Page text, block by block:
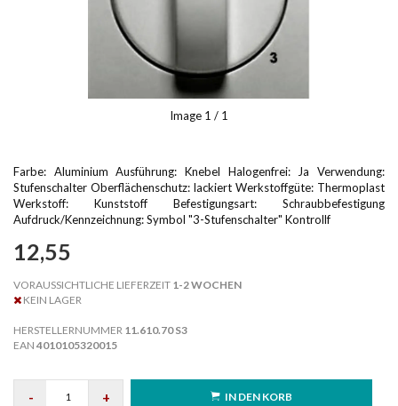
Image 1 / 1
Farbe: Aluminium Ausführung: Knebel Halogenfrei: Ja Verwendung:
Stufenschalter Oberflächenschutz: lackiert Werkstoffgüte: Thermoplast
Werkstoff: Kunststoff Befestigungsart: Schraubbefestigung
Aufdruck/Kennzeichnung: Symbol "3-Stufenschalter" Kontrollf
12,55
VORAUSSICHTLICHE LIEFERZEIT 1-2 WOCHEN
KEIN LAGER
HERSTELLERNUMMER 11.610.70 S3
EAN 4010105320015
- + IN DEN KORB